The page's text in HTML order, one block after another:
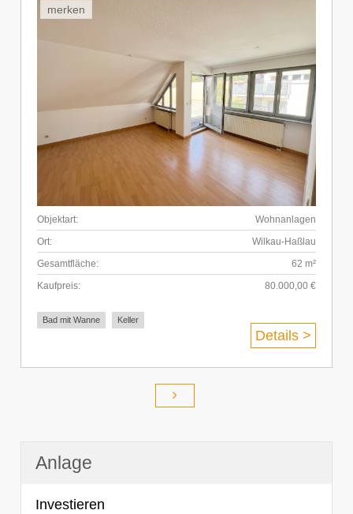
merken
Objektart:
Wohnanlagen
Ort:
Wilkau-Haßlau
Gesamtfläche:
62 m²
Kaufpreis:
80.000,00 €
Bad mit Wanne Keller
Details >
Anlage
Investieren